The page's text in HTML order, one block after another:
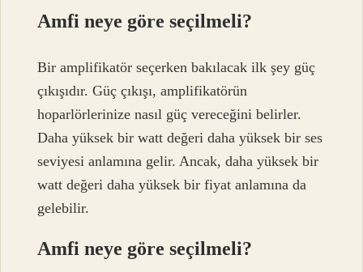
Amfi neye göre seçilmeli?
Bir amplifikatör seçerken bakılacak ilk şey güç
çıkışıdır. Güç çıkışı, amplifikatörün
hoparlörlerinize nasıl güç vereceğini belirler.
Daha yüksek bir watt değeri daha yüksek bir ses
seviyesi anlamına gelir. Ancak, daha yüksek bir
watt değeri daha yüksek bir fiyat anlamına da
gelebilir.
Amfi neye göre seçilmeli?